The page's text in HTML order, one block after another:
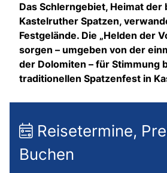
Das Schlerngebiet, Heimat der
Kastelruther Spatzen,
Festgelände. Die „Helden der
sorgen – umgeben von der
der Dolomiten – für Stimmung
traditionellen Spatzenfest in
Reisetermine,
Buchen